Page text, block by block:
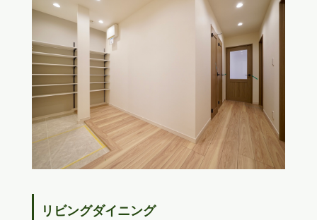
リビングダイニング